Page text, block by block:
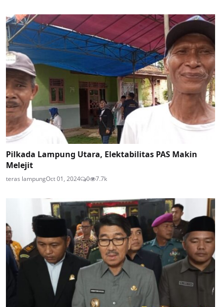
Pilkada Lampung Utara, Elektabilitas PAS Makin
Melejit
teras lampungOct 01, 2024 0 7.7k